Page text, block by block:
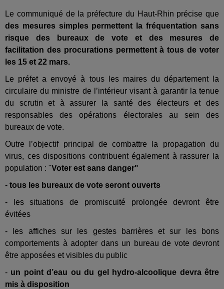
Le communiqué de la préfecture du Haut-Rhin précise que
des mesures simples permettent la fréquentation sans
risque des bureaux de vote et des mesures de
facilitation des procurations permettent à tous de voter
les 15 et 22 mars.
Le préfet a envoyé à tous les maires du département la
circulaire du ministre de l’intérieur visant à garantir la tenue
du scrutin et à assurer la santé des électeurs et des
responsables des opérations électorales au sein des
bureaux de vote.
Outre l’objectif principal de combattre la propagation du
virus, ces dispositions contribuent également à rassurer la
population : "Voter est sans danger"
- tous les bureaux de vote seront ouverts
- les situations de promiscuité prolongée devront être
évitées
- les affiches sur les gestes barrières et sur les bons
comportements à adopter dans un bureau de vote devront
être apposées et visibles du public
- un point d’eau ou du gel hydro-alcoolique devra être
mis à disposition